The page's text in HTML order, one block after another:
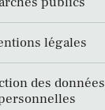
légales
des données